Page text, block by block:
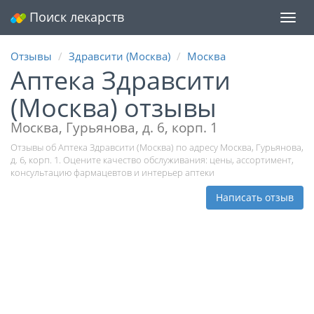
Поиск лекарств
Отзывы Здравсити (Москва) Москва
Аптека Здравсити
(Москва) отзывы
Москва, Гурьянова, д. 6, корп. 1
Отзывы об Аптека Здравсити (Москва) по адресу Москва, Гурьянова,
д. 6, корп. 1. Оцените качество обслуживания: цены, ассортимент,
консультацию фармацевтов и интерьер аптеки
Написать отзыв